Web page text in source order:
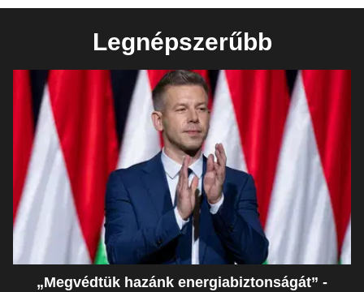
Legnépszerűbb
„Megvédtük hazánk energiabiztonságát” -